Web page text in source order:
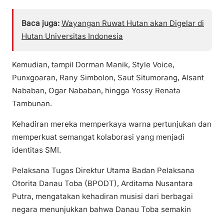
Baca juga: Wayangan Ruwat Hutan akan Digelar di
Hutan Universitas Indonesia
Kemudian, tampil Dorman Manik, Style Voice,
Punxgoaran, Rany Simbolon, Saut Situmorang, Alsant
Nababan, Ogar Nababan, hingga Yossy Renata
Tambunan.
Kehadiran mereka memperkaya warna pertunjukan dan
memperkuat semangat kolaborasi yang menjadi
identitas SMI.
Pelaksana Tugas Direktur Utama Badan Pelaksana
Otorita Danau Toba (BPODT), Arditama Nusantara
Putra, mengatakan kehadiran musisi dari berbagai
negara menunjukkan bahwa Danau Toba semakin